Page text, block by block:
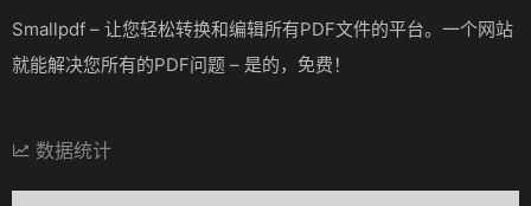
Smallpdf – 让您轻松转换和编辑所有PDF文件的平台。一个网站
就能解决您所有的PDF问题 – 是的，免费！
数据统计